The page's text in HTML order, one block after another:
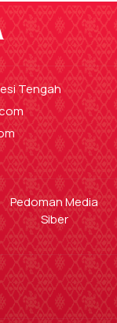
Tengah
Pedoman Media
Siber